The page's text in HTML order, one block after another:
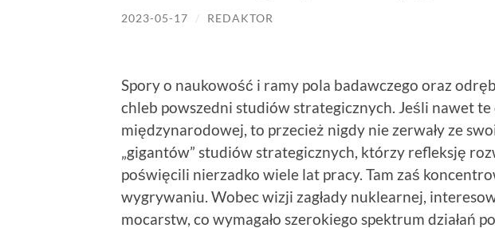
2023-05-17 / REDAKTOR
Spory o naukowość i ramy pola badawczego oraz
chleb powszedni studiów strategicznych. Jeśli nawet
międzynarodowej, to przecież nigdy nie zerwały ze
„gigantów” studiów strategicznych, którzy refleksję
poświęcili nierzadko wiele lat pracy. Tam zaś
wygrywaniu. Wobec wizji zagłady nuklearnej,
mocarstw, co wymagało szerokiego spektrum